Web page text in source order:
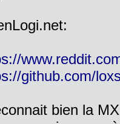
github.com/
bien la